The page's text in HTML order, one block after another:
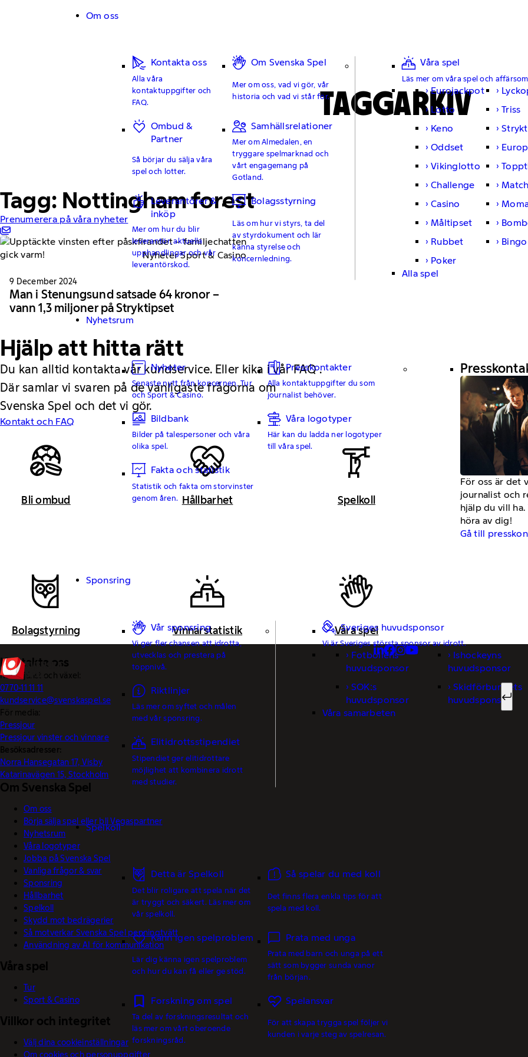
Om oss
Kontakta oss
Alla våra
kontaktuppgifter och
FAQ.
Om Svenska Spel
Mer om oss, vad vi gör, vår
historia och vad vi står för.
Ombud &
Partner
Så börjar du sälja våra
spel och lotter.
Samhällsrelationer
Mer om Almedalen, en
tryggare spelmarknad och
vårt engagemang på
Gotland.
Leverantörer &
inköp
Mer om hur du blir
leverantör, aktuella
upphandlingar och vår
leverantörskod.
Bolagsstyrning
Läs om hur vi styrs, ta del
av styrdokument och lär
känna styrelse och
koncernledning.
Våra spel
Läs mer om våra spel och
Eurojackpot
Lotto
Triss
Keno
Oddset
Vikinglotto
Challenge
Casino
Måltipset
Rubbet
Bingo
Poker
Alla spel
Nyhetsrum
Nyheter
Senaste nytt från koncernen, Tur
och Sport & Casino.
Presskontakter
Alla kontaktuppgifter du som
journalist behöver.
Bildbank
Bilder på talespersoner och våra
olika spel.
Våra logotyper
Här kan du ladda ner logotyper
till våra spel.
Fakta och statistik
Statistik och fakta om storvinster
genom åren.
För oss är det
journalist och
hjälp du vill
höra av dig!
Gå till
Sponsring
Vår sponsring
Vi ger fler chansen att idrotta,
utvecklas och prestera på
toppnivå.
Riktlinjer
Läs mer om syftet och målen
med vår sponsring.
Elitidrottsstipendiet
Stipendiet ger elitidrottare
möjlighet att kombinera idrott
med studier.
Sveriges huvudsponsor
Vi är Sveriges största sponsor av idrott.
Fotbollens
huvudsponsor
Ishockeyns
huvudsponsor
SOK:s
huvudsponsor
Skidförbundets
huvudsponsor
Våra samarbeten
Spelkoll
Detta är Spelkoll
Det blir roligare att spela när det
är tryggt och säkert. Läs mer om
vår spelkoll.
Så spelar du med koll
Det finns flera enkla tips för att
spela med koll.
Känn igen spelproblem
Lär dig känna igen spelproblem
och hur du kan få eller ge stöd.
Prata med unga
Prata med barn och unga på ett
sätt som bygger sunda vanor
från början.
Forskning om spel
Ta del av forskningsresultat och
läs mer om vårt oberoende
forskningsråd.
Spelansvar
För att skapa trygga spel följer vi
kunden i varje steg av spelresan.
Sök
TAGGARKIV
Tagg: Nottingham forest
Prenumerera på våra nyheter
Nyheter Sport & Casino
9 December 2024
Man i Stenungsund satsade 64 kronor –
vann 1,3 miljoner på Stryktipset
Hjälp att hitta rätt
Du kan alltid kontakta vår kundservice. Eller kika i vår FAQ .
Där samlar vi svaren på de vanligaste frågorna om
Svenska Spel och det vi gör.
Kontakt och FAQ
Bli ombud Hållbarhet Spelkoll
Bolagstyrning Vinnarstatistik Våra spel
Kontakta oss
Kundtjänst och växel:
0770-11 11 11
kundservice@svenskaspel.se
För media:
Pressjour
Pressjour vinster och vinnare
Besöksadresser:
Norra Hansegatan 17, Visby
Katarinavägen 15, Stockholm
Om Svenska Spel
Om oss
Börja sälja spel eller bli Vegaspartner
Nyhetsrum
Våra logotyper
Jobba på Svenska Spel
Vanliga frågor & svar
Sponsring
Hållbarhet
Spelkoll
Skydd mot bedrägerier
Så motverkar Svenska Spel penningtvätt
Användning av AI för kommunikation
Våra spel
Tur
Sport & Casino
Villkor och integritet
Välj dina cookieinställningar
Om cookies och personuppgifter